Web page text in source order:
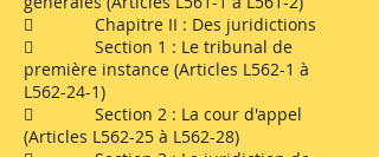
 Chapitre II : Des juridictions
 Section 1 : Le tribunal de
première instance (Articles L562-1 à
L562-24-1)
 Section 2 : La cour d'appel
(Articles L562-25 à L562-28)